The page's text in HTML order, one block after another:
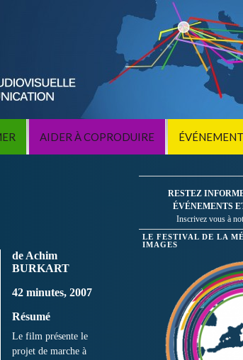
AIDER À COPRODUIRE
de Achim
BURKART
42 minutes, 2007
Résumé
Le film présente le
projet de marche à
RESTEZ
ÉVÉNEMENTS
Inscrivez vous à
LE FESTIVAL DE LA
IMAGES